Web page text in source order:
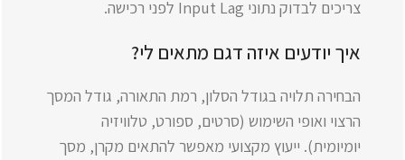
צריכים לבדוק נתוני Input Lag לפני רכישה.
איך יודעים איזה דגם מתאים לי?
הבחירה תלויה בגודל הסלון, רמת התאורה, גודל המסך
הרצוי ואופי השימוש (סרטים, ספורט, טלוויזיה
יומיומית). ייעוץ מקצועי מאפשר להתאים מקרן, מסך